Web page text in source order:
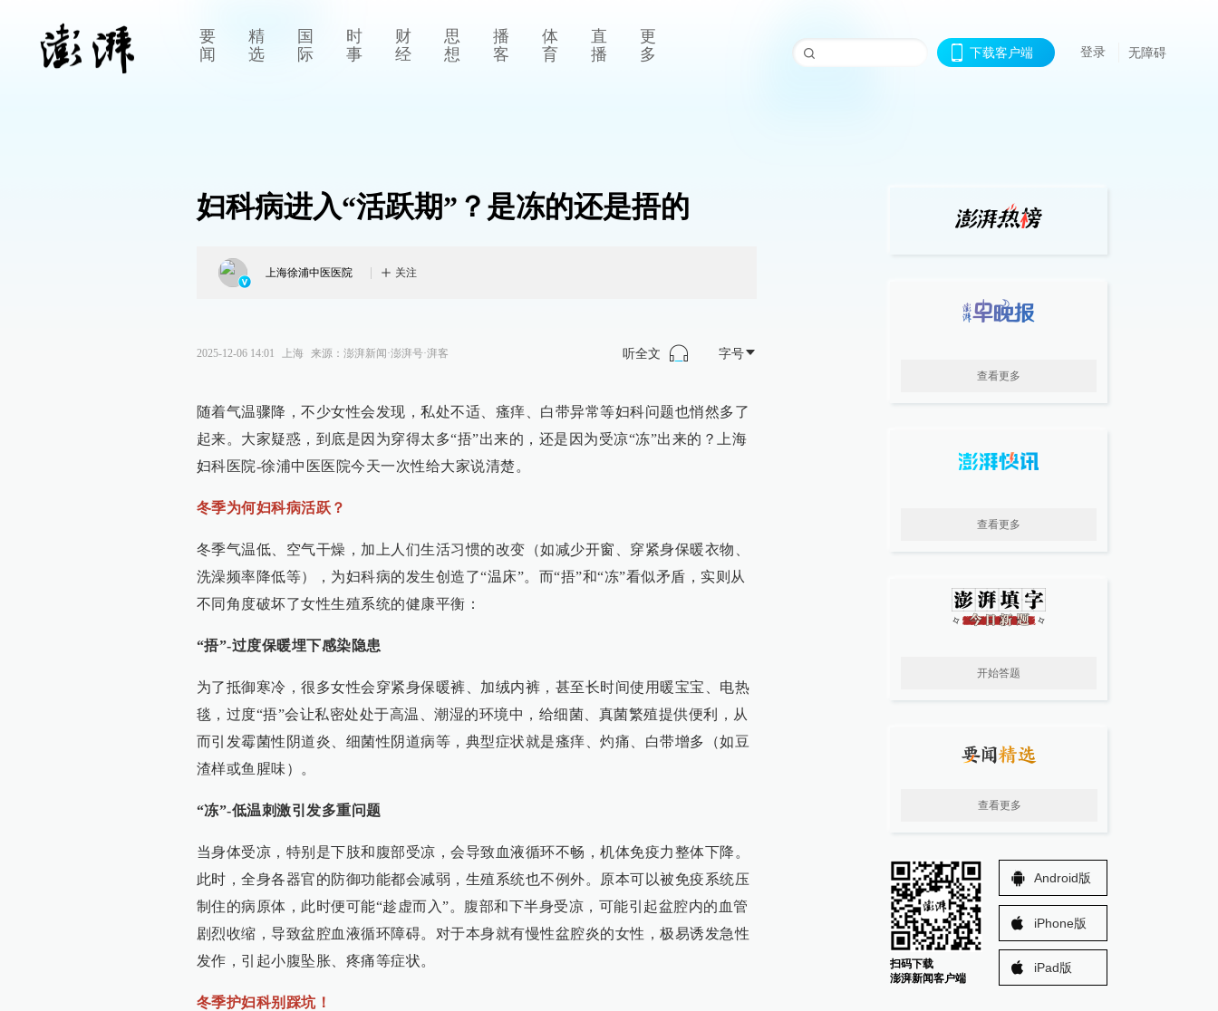
要
闻
精
选
国
际
时
事
财
经
思
想
播
客
体
育
直
播
更
多
下载客户端 登录 无障碍
妇科病进入“活跃期”？是冻的还是捂的
上海徐浦中医医院 关注
2025-12-06 14:01 上海 来源： 澎湃新闻·澎湃号·湃客 听全文 字号
随着气温骤降，不少女性会发现，私处不适、瘙痒、白带异常等妇科问题也悄然多了
起来。大家疑惑，到底是因为穿得太多“捂”出来的，还是因为受凉“冻”出来的？上海
妇科医院-徐浦中医医院今天一次性给大家说清楚。
冬季为何妇科病活跃？
冬季气温低、空气干燥，加上人们生活习惯的改变（如减少开窗、穿紧身保暖衣物、
洗澡频率降低等），为妇科病的发生创造了“温床”。而“捂”和“冻”看似矛盾，实则从
不同角度破坏了女性生殖系统的健康平衡：
“捂”-过度保暖埋下感染隐患
为了抵御寒冷，很多女性会穿紧身保暖裤、加绒内裤，甚至长时间使用暖宝宝、电热
毯，过度“捂”会让私密处处于高温、潮湿的环境中，给细菌、真菌繁殖提供便利，从
而引发霉菌性阴道炎、细菌性阴道病等，典型症状就是瘙痒、灼痛、白带增多（如豆
渣样或鱼腥味）。
“冻”-低温刺激引发多重问题
当身体受凉，特别是下肢和腹部受凉，会导致血液循环不畅，机体免疫力整体下降。
此时，全身各器官的防御功能都会减弱，生殖系统也不例外。原本可以被免疫系统压
制住的病原体，此时便可能“趁虚而入”。腹部和下半身受凉，可能引起盆腔内的血管
剧烈收缩，导致盆腔血液循环障碍。对于本身就有慢性盆腔炎的女性，极易诱发急性
发作，引起小腹坠胀、疼痛等症状。
冬季护妇科别踩坑！
查看更多
查看更多
开始答题
查看更多
扫码下载
澎湃新闻客户端
Android版
iPhone版
iPad版